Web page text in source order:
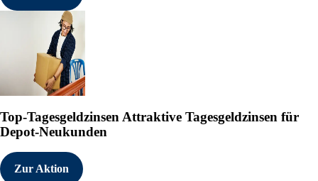
Top-Tagesgeldzinsen Attraktive Tagesgeldzinsen für
Depot-Neukunden
Zur Aktion